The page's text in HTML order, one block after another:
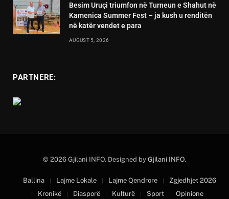
Besim Uruçi triumfon në Turneun e Shahut në
Kamenica Summer Fest – ja kush u renditën
në katër vendet e para
AUGUST 5, 2026
PARTNERE:
© 2026 Gjilani INFO. Designed by Gjilani INFO.
Ballina Lajme Lokale Lajme Qendrore
Zgjedhjet 2026
Kronikë
Diasporë Kulturë Sport Opinione